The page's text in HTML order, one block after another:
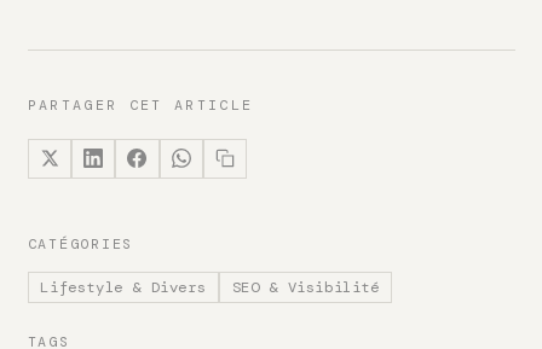
PARTAGER CET ARTICLE
CATÉGORIES
Lifestyle & Divers SEO & Visibilité
TAGS